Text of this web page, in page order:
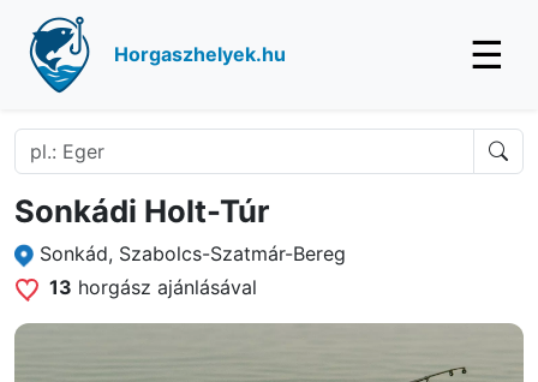
Horgaszhelyek.hu ☰
Sonkádi Holt-Túr
Sonkád, Szabolcs-Szatmár-Bereg
13 horgász ajánlásával